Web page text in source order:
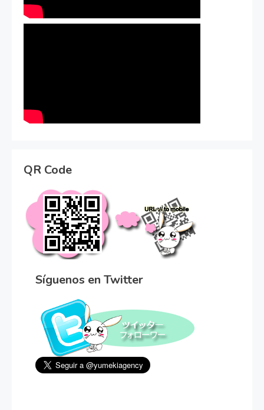
QR Code
Síguenos en Twitter